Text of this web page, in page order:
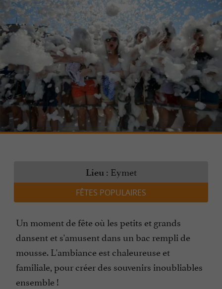
Lieu : Eymet
FÊTES POPULAIRES
Un moment de fête où les petits et grands
dansent et s'amusent dans un bac rempli de
mousse. L'ambiance est chaleureuse et
familiale, pour créer des souvenirs inoubliables
ensemble !